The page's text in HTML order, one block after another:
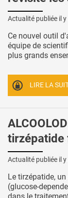
Actualité publiée il y
Ce nouvel outil
équipe de
plus grands
LIRE LA
tirzépatide
Actualité publiée il y
Le tirzépatide,
(glucose-
dans le